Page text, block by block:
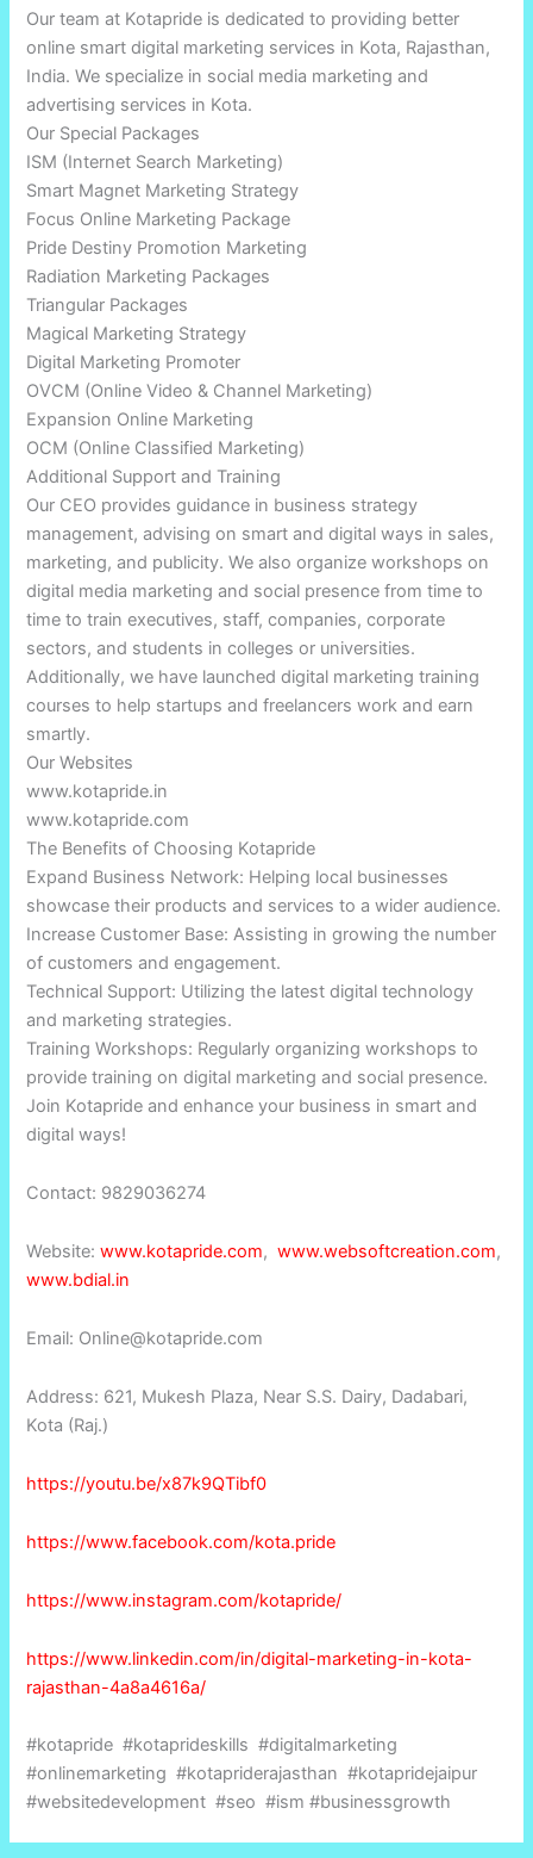
Our team at Kotapride is dedicated to providing better
online smart digital marketing services in Kota, Rajasthan,
India. We specialize in social media marketing and
advertising services in Kota.
Our Special Packages
ISM (Internet Search Marketing)
Smart Magnet Marketing Strategy
Focus Online Marketing Package
Pride Destiny Promotion Marketing
Radiation Marketing Packages
Triangular Packages
Magical Marketing Strategy
Digital Marketing Promoter
OVCM (Online Video & Channel Marketing)
Expansion Online Marketing
OCM (Online Classified Marketing)
Additional Support and Training
Our CEO provides guidance in business strategy
management, advising on smart and digital ways in sales,
marketing, and publicity. We also organize workshops on
digital media marketing and social presence from time to
time to train executives, staff, companies, corporate
sectors, and students in colleges or universities.
Additionally, we have launched digital marketing training
courses to help startups and freelancers work and earn
smartly.
Our Websites
www.kotapride.in
www.kotapride.com
The Benefits of Choosing Kotapride
Expand Business Network: Helping local businesses
showcase their products and services to a wider audience.
Increase Customer Base: Assisting in growing the number
of customers and engagement.
Technical Support: Utilizing the latest digital technology
and marketing strategies.
Training Workshops: Regularly organizing workshops to
provide training on digital marketing and social presence.
Join Kotapride and enhance your business in smart and
digital ways!
Contact: 9829036274
Website:www.kotapride.com,www.websoftcreation.com,
www.bdial.in
Email: Online@kotapride.com
Address: 621, Mukesh Plaza, Near S.S. Dairy, Dadabari,
Kota (Raj.)
https://youtu.be/x87k9QTibf0
https://www.facebook.com/kota.pride
https://www.instagram.com/kotapride/
https://www.linkedin.com/in/digital-marketing-in-kota-
rajasthan-4a8a4616a/
#kotapride #kotaprideskills #digitalmarketing
#onlinemarketing #kotapriderajasthan #kotapridejaipur
#websitedevelopment #seo #ism #businessgrowth